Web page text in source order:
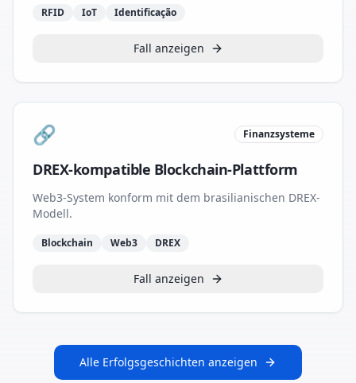
RFID IoT Identificação
Fall anzeigen
🔗 Finanzsysteme
DREX-kompatible Blockchain-Plattform
Web3-System konform mit dem brasilianischen DREX-
Modell.
Blockchain Web3 DREX
Fall anzeigen
Alle Erfolgsgeschichten anzeigen